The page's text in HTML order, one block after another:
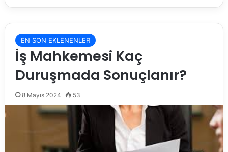
EN SON EKLENENLER
İş Mahkemesi Kaç
Duruşmada Sonuçlanır?
8 Mayıs 2024 53